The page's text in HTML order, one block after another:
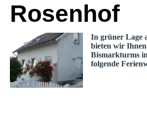
Rosenhof
In grüner Lage
bieten wir
Bismarkturms
folgende